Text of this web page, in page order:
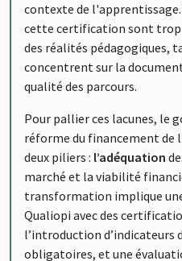
contexte de
cette certification sont
des réalités pédagogiques,
concentrent sur la
qualité des parcours.
Pour pallier ces lacunes, le
réforme du financement de
deux piliers : l’adéquation
marché et la viabilité
transformation implique
Qualiopi avec des
l’introduction d’indicateurs
obligatoires, et une